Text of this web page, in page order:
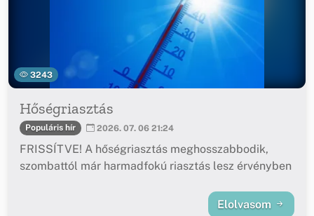
3243
Hőségriasztás
Populáris hír 2026. 07. 06 21:24
FRISSÍTVE! A hőségriasztás meghosszabbodik,
szombattól már harmadfokú riasztás lesz érvényben
Elolvasom